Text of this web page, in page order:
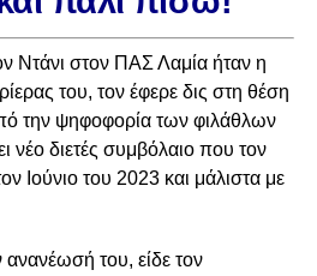
Ντάνι στον ΠΑΣ Λαμία ήταν η
του, τον έφερε δις στη θέση
την ψηφοφορία των φιλάθλων
νέο διετές συμβόλαιο που τον
Ιούνιο του 2023 και μάλιστα με
του, είδε τον